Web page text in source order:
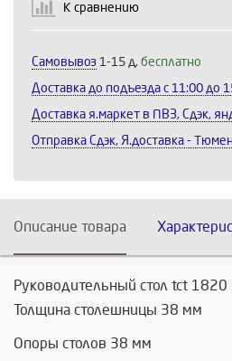
К сравнению
Самовывоз 1-15 д, бесплатно
Доставка до подъезда c 11:00 до
Доставка я.маркет в ПВЗ, Сдэк,
Отправка Сдэк, Я.доставка -
Описание товара
Руководительный стол tct
Толщина столешницы 38 мм
Опоры столов 38 мм